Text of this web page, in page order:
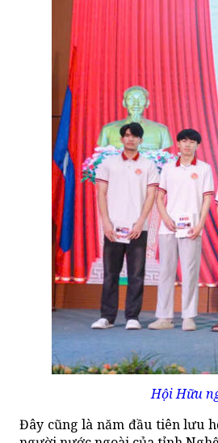
Hội Hữu
Đây cũng là năm đầu tiên lưu